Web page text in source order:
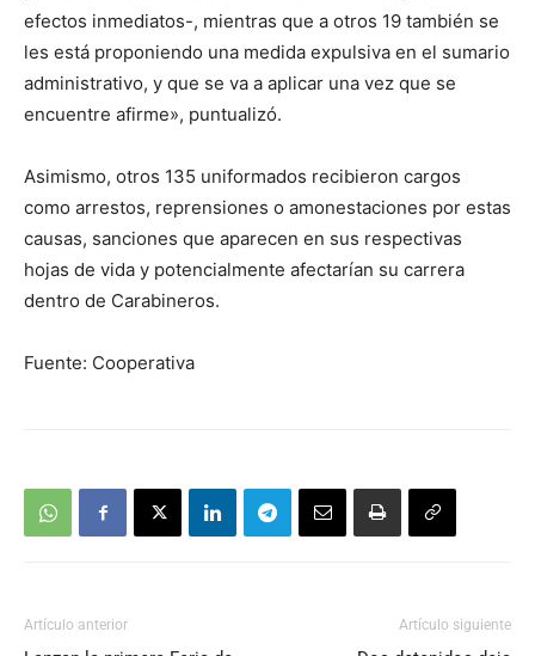
efectos inmediatos-, mientras que a otros 19 también se
les está proponiendo una medida expulsiva en el sumario
administrativo, y que se va a aplicar una vez que se
encuentre afirme», puntualizó.
Asimismo, otros 135 uniformados recibieron cargos
como arrestos, reprensiones o amonestaciones por estas
causas, sanciones que aparecen en sus respectivas
hojas de vida y potencialmente afectarían su carrera
dentro de Carabineros.
Fuente: Cooperativa
Artículo anterior Artículo siguiente